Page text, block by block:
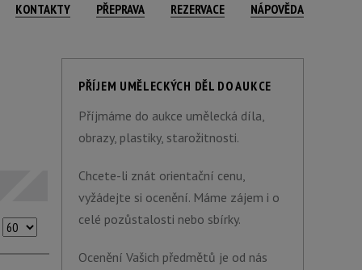
KONTAKTY PŘEPRAVA REZERVACE NÁPOVĚDA
PŘÍJEM UMĚLECKÝCH DĚL DO AUKCE
Příjmáme do aukce umělecká díla,
obrazy, plastiky, starožitnosti.
Chcete-li znát orientační cenu,
vyžádejte si ocenění. Máme zájem i o
celé pozůstalosti nebo sbírky.
Ocenění Vašich předmětů je od nás